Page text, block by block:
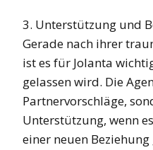
3. Unterstützung und
Gerade nach ihrer
ist es für Jolanta
gelassen wird. Die
Partnervorschläge,
Unterstützung, wenn
einer neuen Beziehung